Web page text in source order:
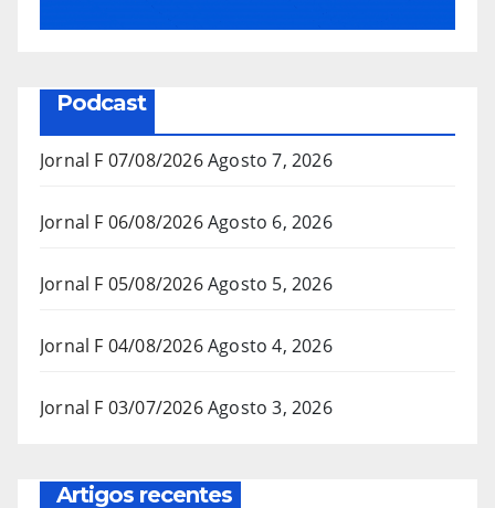
Podcast
Jornal F 07/08/2026Agosto 7, 2026
Jornal F 06/08/2026Agosto 6, 2026
Jornal F 05/08/2026Agosto 5, 2026
Jornal F 04/08/2026Agosto 4, 2026
Jornal F 03/07/2026Agosto 3, 2026
Artigos recentes